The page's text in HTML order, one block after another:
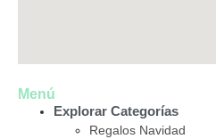
Menú
Explorar Categorías
Regalos Navidad